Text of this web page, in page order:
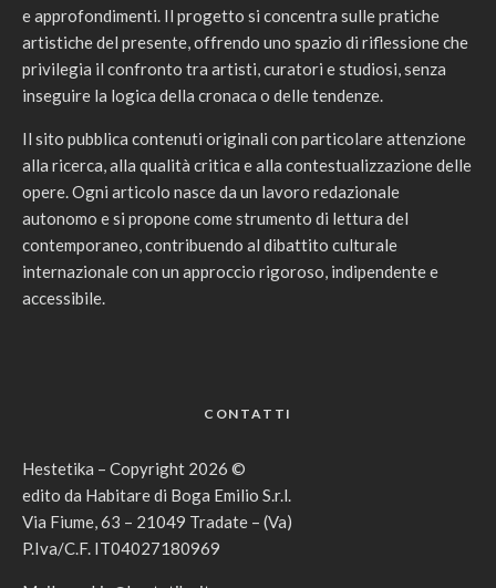
e approfondimenti. Il progetto si concentra sulle pratiche
artistiche del presente, offrendo uno spazio di riflessione che
privilegia il confronto tra artisti, curatori e studiosi, senza
inseguire la logica della cronaca o delle tendenze.
Il sito pubblica contenuti originali con particolare attenzione
alla ricerca, alla qualità critica e alla contestualizzazione delle
opere. Ogni articolo nasce da un lavoro redazionale
autonomo e si propone come strumento di lettura del
contemporaneo, contribuendo al dibattito culturale
internazionale con un approccio rigoroso, indipendente e
accessibile.
CONTATTI
Hestetika – Copyright 2026 ©
edito da Habitare di Boga Emilio S.r.l.
Via Fiume, 63 – 21049 Tradate – (Va)
P.Iva/C.F. IT04027180969